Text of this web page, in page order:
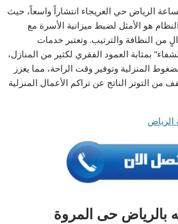
الرياض حي العريجاء انتشاراً واسعاً، حيث
هو الأمثل لضبط ميزانية الأسرة مع
النظافة والترتيب. وتعتبر خدمات
بمثابة العمود الفقري لكثير من المنازل،
المنزلية وتوفير وقت الراحة، مما يعزز
التوتر الناتج عن تراكم الأعمال المنزلية
الرياض
بالرياض حى المروة